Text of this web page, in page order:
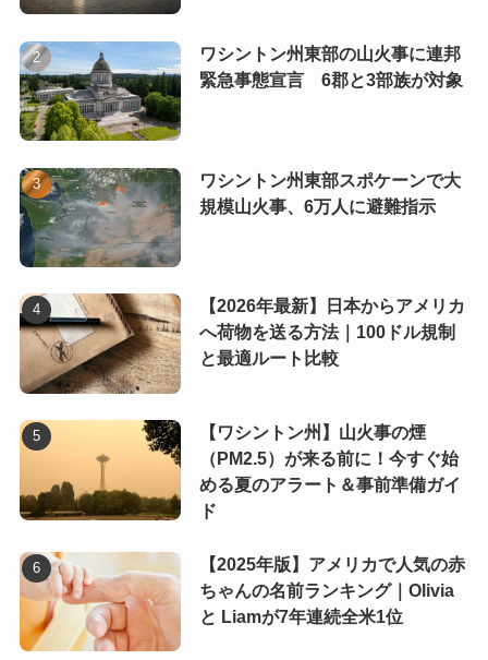
ワシントン州東部の山火事に連邦
緊急事態宣言 6郡と3部族が対象
ワシントン州東部スポケーンで大
規模山火事、6万人に避難指示
【2026年最新】日本からアメリカ
へ荷物を送る方法｜100ドル規制
と最適ルート比較
【ワシントン州】山火事の煙
（PM2.5）が来る前に！今すぐ始
める夏のアラート＆事前準備ガイ
ド
【2025年版】アメリカで人気の赤
ちゃんの名前ランキング｜Olivia
と Liamが7年連続全米1位